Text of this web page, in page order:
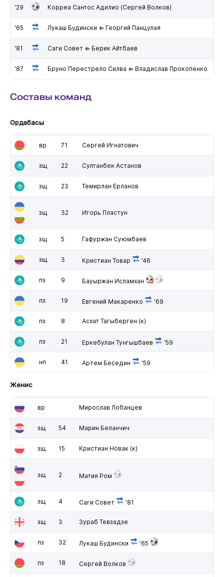
'29 Корреа Сантос Адилио (Сергей Волков)
'65 Лукаш Будински ⇐ Георгий Панцулая
'81 Саги Совет ⇐ Берик Айтбаев
'87 Бруно Перестрело Силва ⇐ Владислав Прокопенко
Составы команд
Ордабасы
вр 71 Сергей Игнатович
зщ 22 Султанбек Астанов
зщ 23 Темирлан Ерланов
зщ 32 Игорь Пластун
зщ 5 Гафуржан Суюмбаев
зщ 3 Кристиан Товар '46
пз 9 Бауыржан Исламхан
пз 19 Евгений Макаренко '69
пз 8 Асхат Тагыберген (к)
пз 21 Еркебулан Тунгышбаев '59
нп 41 Артем Беседин '59
Женис
вр Мирослав Лобанцев
зщ 54 Марин Беланчич
зщ 15 Кристиан Новак (к)
зщ 2 Матия Ром
зщ 4 Саги Совет '81
зщ 3 Зураб Тевзадзе
пз 32 Лукаш Будински '65
пз 18 Сергей Волков